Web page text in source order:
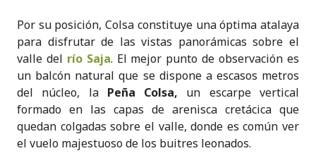
Por su posición, Colsa constituye una óptima atalaya
para disfrutar de las vistas panorámicas sobre el
valle del río Saja. El mejor punto de observación es
un balcón natural que se dispone a escasos metros
del núcleo, laPeña Colsa, un escarpe vertical
formado en las capas de arenisca cretácica que
quedan colgadas sobre el valle, donde es común ver
el vuelo majestuoso de los buitres leonados.